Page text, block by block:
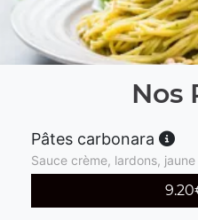
Nos
Pâtes carbonara
Sauce crème, lardons,
9.20